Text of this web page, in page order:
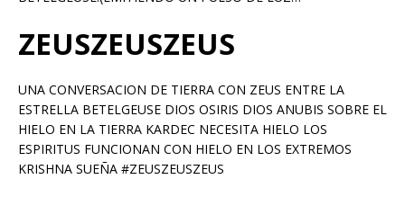
ZEUSZEUSZEUS
UNA CONVERSACION DE TIERRA CON ZEUS ENTRE LA
ESTRELLA BETELGEUSE DIOS OSIRIS DIOS ANUBIS SOBRE EL
HIELO EN LA TIERRA KARDEC NECESITA HIELO LOS
ESPIRITUS FUNCIONAN CON HIELO EN LOS EXTREMOS
KRISHNA SUEÑA #ZEUSZEUSZEUS